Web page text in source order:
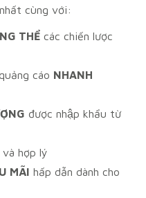
cùng với:
THỂ các chiến lược
cáo NHANH
được nhập khẩu từ
và hợp lý
MÃI hấp dẫn dành cho